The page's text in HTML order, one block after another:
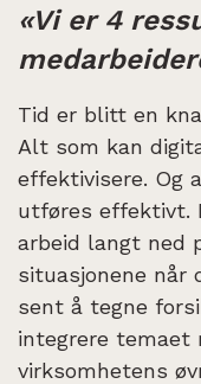
«Vi er 4
Tid er blitt en
Alt som kan
effektivisere. Og
utføres effektivt.
arbeid langt ned
situasjonene når
sent å tegne
integrere temaet
virksomhetens